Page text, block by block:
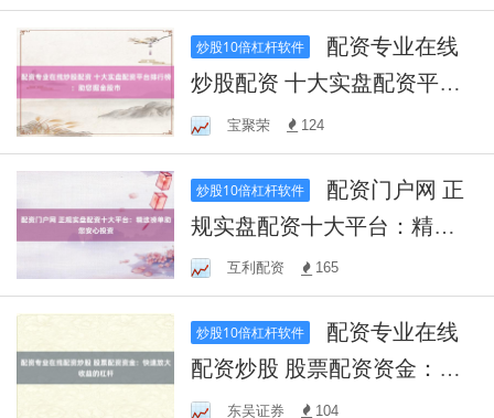
炒股10倍杠杆软件
炒股配资 十大实盘配资平台
排行榜：助您掘金股市
宝聚荣 124
炒股10倍杠杆软件
规实盘配资十大平台：精选
榜单助您安心投资
互利配资 165
炒股10倍杠杆软件
配资炒股 股票配资资金：快
速放大收益的杠杆
东吴证券 104